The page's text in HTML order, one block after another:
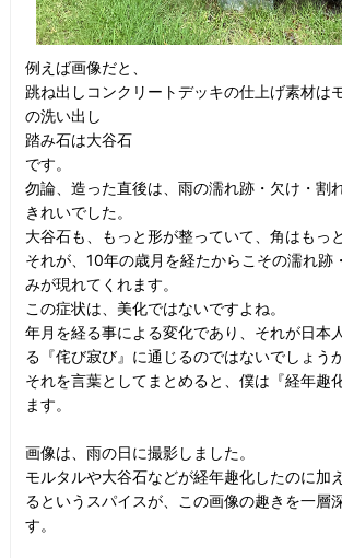
例えば画像だと、
跳ね出しコンクリートデッキの仕上げ素材は
の洗い出し
踏み石は大谷石
です。
勿論、造った直後は、雨の濡れ跡・欠け・割
きれいでした。
大谷石も、もっと形が整っていて、角はもっ
それが、10年の歳月を経たからこその濡れ跡
みが現れてくれます。
この症状は、美化ではないですよね。
年月を経る事による変化であり、それが日本
る『侘び寂び』に通じるのではないでしょうか
それを言葉としてまとめると、僕は『経年趣
ます。
画像は、雨の日に撮影しました。
モルタルや大谷石などが経年趣化したのに加
るというスパイスが、この画像の趣きを一層
す。